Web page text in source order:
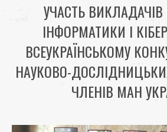
УЧАСТЬ
ІНФОРМАТИКИ І
ВСЕУКРАЇНСЬКОМУ
НАУКОВО-
ЧЛЕНІВ МАН